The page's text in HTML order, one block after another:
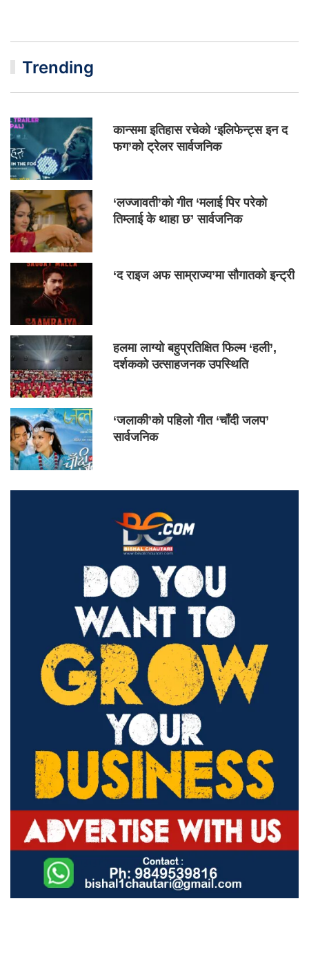
Trending
कान्समा इतिहास रचेको ‘इलिफेन्ट्स इन द
फग’को ट्रेलर सार्वजनिक
‘लज्जावती’को गीत ‘मलाई पिर परेको
तिम्लाई के थाहा छ’ सार्वजनिक
‘द राइज अफ साम्राज्य’मा सौगातको इन्ट्री
हलमा लाग्यो बहुप्रतिक्षित फिल्म ‘हली’,
दर्शकको उत्साहजनक उपस्थिति
‘जलाकी’को पहिलो गीत ‘चाँदी जलप’
सार्वजनिक